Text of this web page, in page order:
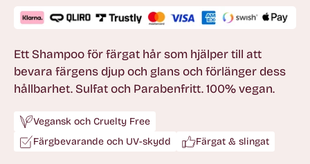
Ett Shampoo för färgat hår som hjälper till att
bevara färgens djup och glans och förlänger dess
hållbarhet. Sulfat och Parabenfritt. 100% vegan.
Vegansk och Cruelty Free
Färgbevarande och UV-skydd
Färgat & slingat